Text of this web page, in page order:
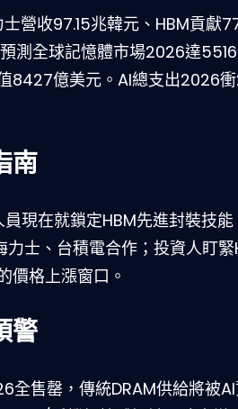
營收97.15兆韓元、HBM貢獻
測全球記憶體市場2026達
8427億美元。AI總支出2026
南
現在就鎖定HBM先進封裝技
力士、台積電合作；投資人盯緊
價格上漲窗口。
警
全售罄，傳統DRAM供給將被